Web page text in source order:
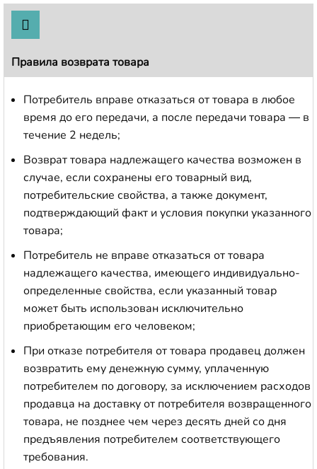
Правила возврата товара
Потребитель вправе отказаться от товара в любое
время до его передачи, а после передачи товара — в
течение 2 недель;
Возврат товара надлежащего качества возможен в
случае, если сохранены его товарный вид,
потребительские свойства, а также документ,
подтверждающий факт и условия покупки указанного
товара;
Потребитель не вправе отказаться от товара
надлежащего качества, имеющего индивидуально-
определенные свойства, если указанный товар
может быть использован исключительно
приобретающим его человеком;
При отказе потребителя от товара продавец должен
возвратить ему денежную сумму, уплаченную
потребителем по договору, за исключением расходов
продавца на доставку от потребителя возвращенного
товара, не позднее чем через десять дней со дня
предъявления потребителем соответствующего
требования.